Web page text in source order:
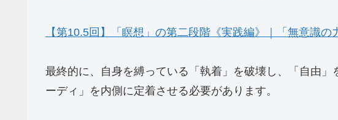
【第10.5回】「瞑想」の第二段階《実践編》｜「無意識の
最終的に、自身を縛っている「執着」を破壊し、「自由
ーディ」を内側に定着させる必要があります。